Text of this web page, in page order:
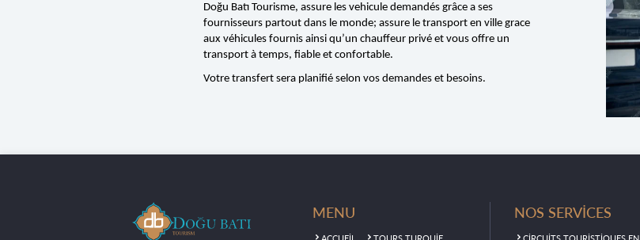
Doğu Batı Tourisme, assure les vehicule demandés grâce a ses
fournisseurs partout dans le monde; assure le transport en ville grace
aux véhicules fournis ainsi qu’un chauffeur privé et vous offre un
transport à temps, fiable et confortable.
Votre transfert sera planifié selon vos demandes et besoins.
MENU
ACCUEİL TOURS TURQUİE
NOS SERVİCES
CİRCUİTS TOURİSTİQUES EN